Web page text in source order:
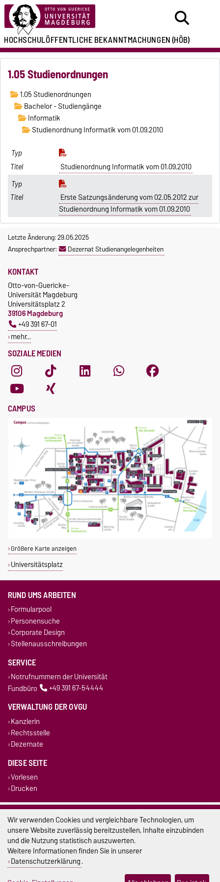
HOCHSCHULÖFFENTLICHEBEKANNTMACHUNGEN(HÖB)
1.05 Studienordnungen
1.05 Studienordnungen
Bachelor - Studiengänge
Informatik
Studienordnung Informatik vom 01.09.2010
Studienordnung Informatik vom 01.09.2010
Erste Satzungsänderung vom 02.05.2012 zur
Studienordnung Informatik vom 01.09.2010
Letzte Änderung: 29.05.2025
Ansprechpartner:
Dezernat Studienangelegenheiten
SOZIALE MEDIEN
KONTAKT
Otto-von-Guericke-
Universität Magdeburg
Universitätsplatz 2
39106 Magdeburg
+49 391 67-01
mehr…
CAMPUS
Größere Karte anzeigen
Universitätsplatz
RUND UMS ARBEITEN
Formularpool
Personensuche
Corporate Design
Stellenausschreibungen
SERVICE
Notrufnummern der Universität
Fundbüro
+49 391 67-54444
VERWALTUNG DER OVGU
Kanzlerin
Rechtsstelle
Dezernate
DIESE SEITE
Vorlesen
Drucken
Impressum
Datenschutz
Barrierefreiheit
Cookie-Einstellungen
Wir verwenden Cookies und vergleichbare Technologien, um
unsere Website zuverlässig bereitzustellen, Inhalte einzubinden
und die Nutzung statistisch auszuwerten.
Weitere Informationen finden Sie in unserer
Datenschutzerklärung.